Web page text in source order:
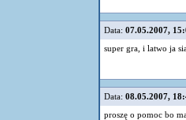
Data: 07.05.2007,
super gra, i latwo ja
Data: 08.05.2007,
proszę o pomoc bo